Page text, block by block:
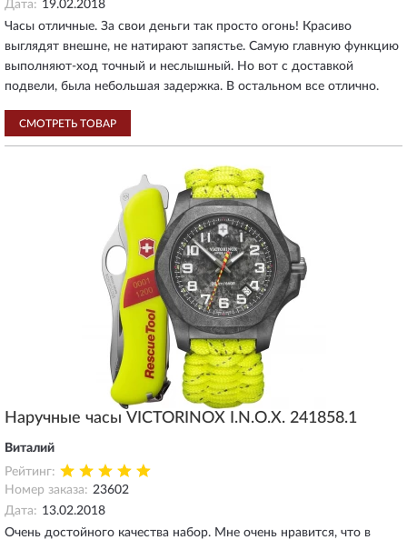
Дата: 19.02.2018
Часы отличные. За свои деньги так просто огонь! Красиво
выглядят внешне, не натирают запястье. Самую главную функцию
выполняют-ход точный и неслышный. Но вот с доставкой
подвели, была небольшая задержка. В остальном все отлично.
СМОТРЕТЬ ТОВАР
Наручные часы VICTORINOX I.N.O.X. 241858.1
Виталий
Рейтинг:
Номер заказа: 23602
Дата: 13.02.2018
Очень достойного качества набор. Мне очень нравится, что в